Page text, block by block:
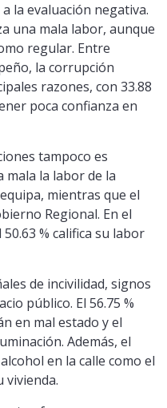
la evaluación negativa.
una mala labor, aunque
regular. Entre
la corrupción
razones, con 33.88
poca confianza en
tampoco es
mala la labor de la
mientras que el
Regional. En el
% califica su labor
de incivilidad, signos
público. El 56.75 %
en mal estado y el
Además, el
en la calle como el
vivienda.